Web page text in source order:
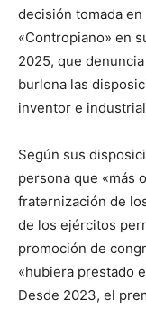
decisión tomada
«Contropiano» en
2025, que
burlona las
inventor e
Según sus
persona que «más
fraternización de
de los ejércitos
promoción de
«hubiera prestado
Desde 2023, el